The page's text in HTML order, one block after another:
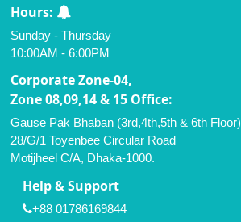
Hours:
Sunday - Thursday
10:00AM - 6:00PM
Corporate Zone-04,
Zone 08,09,14 & 15 Office:
Gause Pak Bhaban (3rd,4th,5th & 6th Floor)
28/G/1 Toyenbee Circular Road
Motijheel C/A, Dhaka-1000.
Help & Support
+88 01786169844